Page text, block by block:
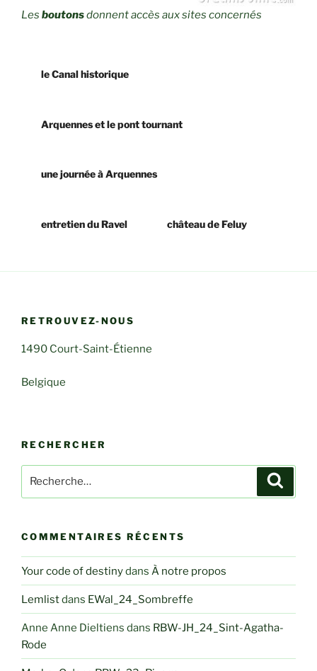
Les boutonsdonnent accès aux sites concernés
le Canal historique
Arquennes et le pont tournant
une journée à Arquennes
entretien du Ravel château de Feluy
RETROUVEZ-NOUS
1490 Court-Saint-Étienne
Belgique
RECHERCHER
pour
COMMENTAIRES RÉCENTS
Your code of destinydans À notre propos
Lemlistdans EWal_24_Sombreffe
Anne Anne Dieltiens dans RBW-JH_24_Sint-Agatha-
Rode